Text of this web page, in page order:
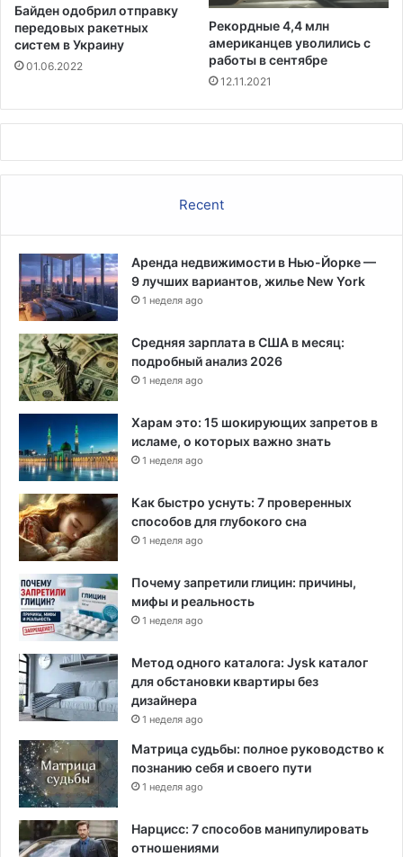
у
п
р
у
а
ч
р
о
Байден одобрил отправку
передовых ракетных
систем в Украину
01.06.2022
Рекордные 4,4 млн
американцев уволились с
работы в сентябре
12.11.2021
Recent
Аренда недвижимости в Нью-Йорке —
9 лучших вариантов, жилье New York
1 неделя ago
Средняя зарплата в США в месяц:
подробный анализ 2026
1 неделя ago
Харам это: 15 шокирующих запретов в
исламе, о которых важно знать
1 неделя ago
Как быстро уснуть: 7 проверенных
способов для глубокого сна
1 неделя ago
Почему запретили глицин: причины,
мифы и реальность
1 неделя ago
Метод одного каталога: Jysk каталог
для обстановки квартиры без
дизайнера
1 неделя ago
Матрица судьбы: полное руководство к
познанию себя и своего пути
1 неделя ago
Нарцисс: 7 способов манипулировать
отношениями